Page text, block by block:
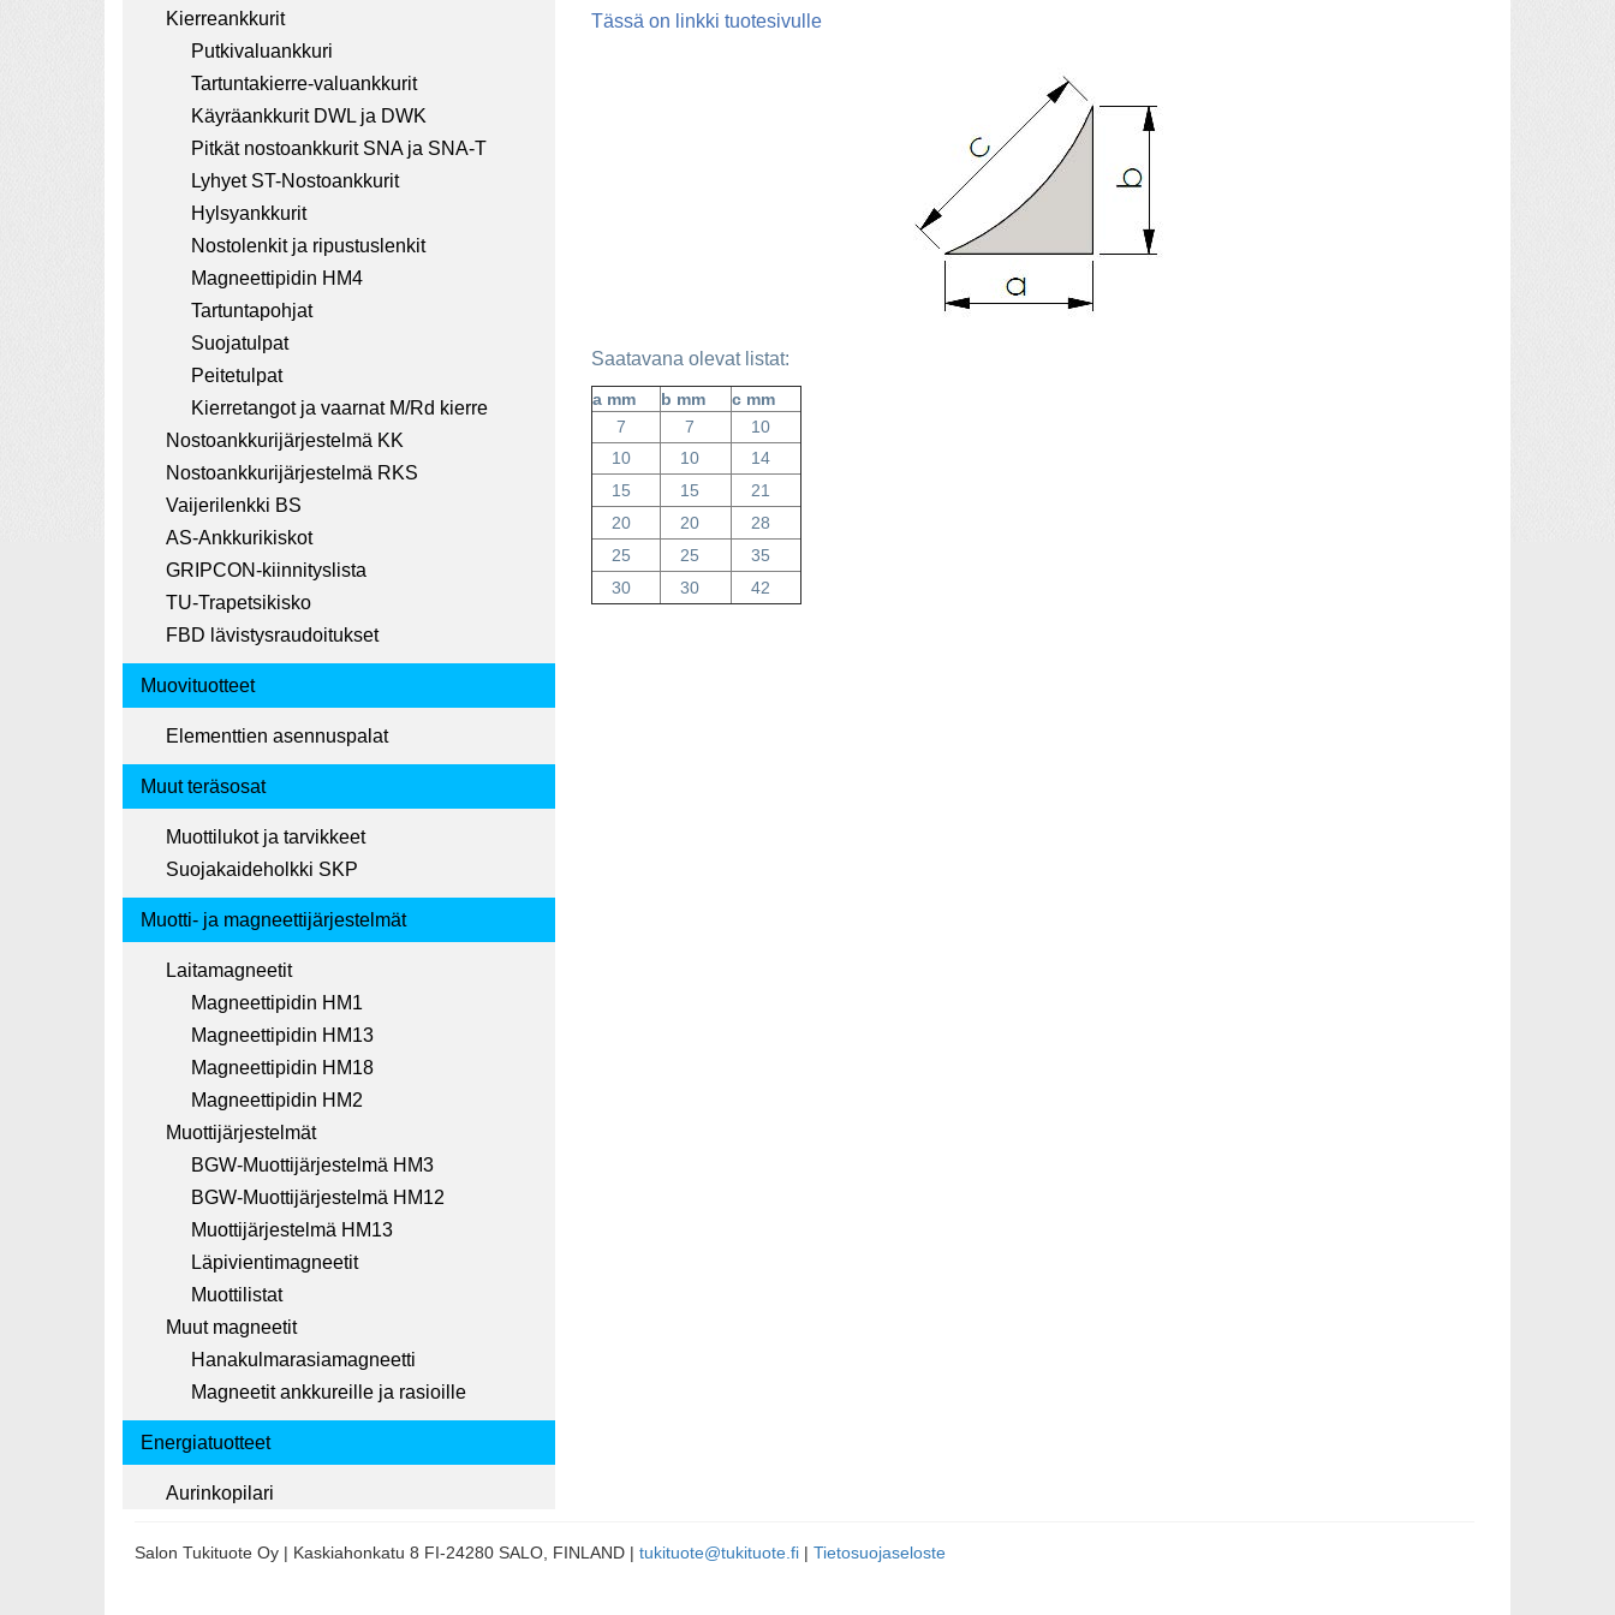
a
Kierreankkurit
Putkivaluankkuri
Tartuntakierre-valuankkurit
Käyräankkurit DWL ja DWK
Pitkät nostoankkurit SNA ja SNA-T
Lyhyet ST-Nostoankkurit
Hylsyankkurit
Nostolenkit ja ripustuslenkit
Magneettipidin HM4
Tartuntapohjat
Suojatulpat
Peitetulpat
Kierretangot ja vaarnat M/Rd kierre
Nostoankkurijärjestelmä KK
Nostoankkurijärjestelmä RKS
Vaijerilenkki BS
AS-Ankkurikiskot
GRIPCON-kiinnityslista
TU-Trapetsikisko
FBD lävistysraudoitukset
Muovituotteet
Elementtien asennuspalat
Muut teräsosat
Muottilukot ja tarvikkeet
Suojakaideholkki SKP
Muotti- ja magneettijärjestelmät
Laitamagneetit
Magneettipidin HM1
Magneettipidin HM13
Magneettipidin HM18
Magneettipidin HM2
Muottijärjestelmät
BGW-Muottijärjestelmä HM3
BGW-Muottijärjestelmä HM12
Muottijärjestelmä HM13
Läpivientimagneetit
Muottilistat
Muut magneetit
Hanakulmarasiamagneetti
Magneetit ankkureille ja rasioille
Energiatuotteet
Aurinkopilari
Tässä on linkki tuotesivulle
Saatavana olevat listat:
a mm b mm
c mm
7
7
10
10
10
14
15
15
21
20
20
28
25
25
35
30
30 42
Salon Tukituote Oy | Kaskiahonkatu 8 FI-24280 SALO, FINLAND | tukituote@tukituote.fi | Tietosuojaseloste